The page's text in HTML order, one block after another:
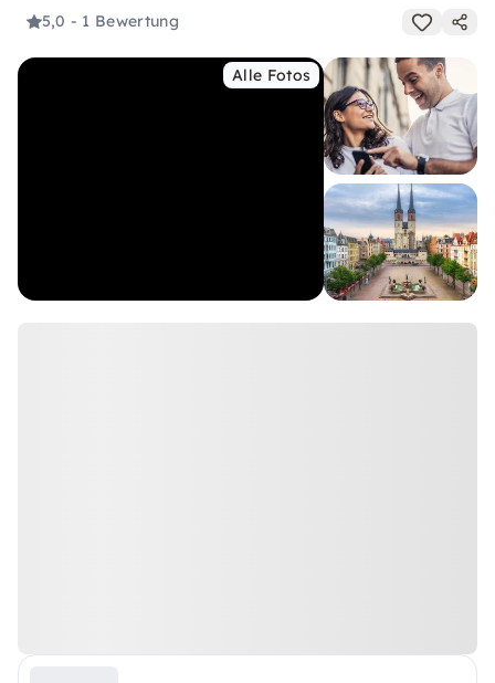
5,0 - 1 Bewertung
Alle Fotos